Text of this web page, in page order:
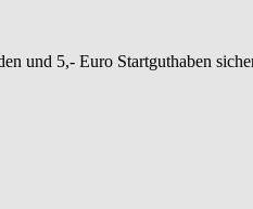
und 5,- Euro Startguthaben